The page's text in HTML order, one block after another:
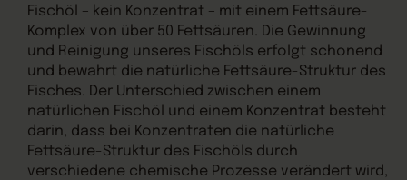
Fischöl – kein Konzentrat – mit einem Fettsäure-
Komplex von über 50 Fettsäuren. Die Gewinnung
und Reinigung unseres Fischöls erfolgt schonend
und bewahrt die natürliche Fettsäure-Struktur des
Fisches. Der Unterschied zwischen einem
natürlichen Fischöl und einem Konzentrat besteht
darin, dass bei Konzentraten die natürliche
Fettsäure-Struktur des Fischöls durch
verschiedene chemische Prozesse verändert wird,